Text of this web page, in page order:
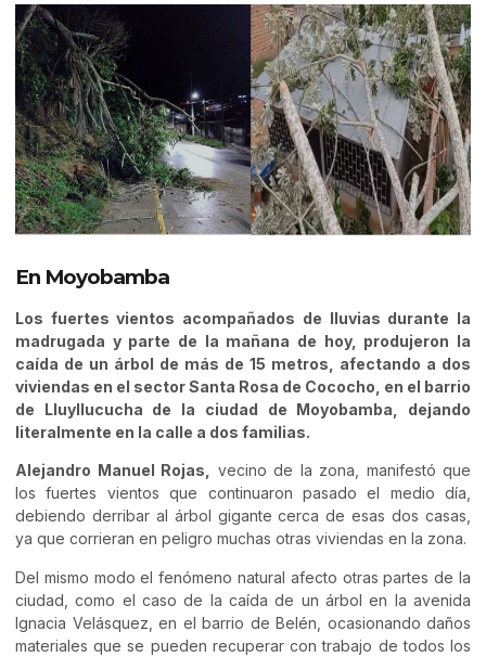
En Moyobamba
Los fuertes vientos acompañados de lluvias durante la
madrugada y parte de la mañana de hoy, produjeron la
caída de un árbol de más de 15 metros, afectando a dos
viviendas en el sector Santa Rosa de Cococho, en el barrio
de Lluyllucucha de la ciudad de Moyobamba, dejando
literalmente en la calle a dos familias.
Alejandro Manuel Rojas,
vecino de la zona, manifestó que
los fuertes vientos que continuaron pasado el medio día,
debiendo derribar al árbol gigante cerca de esas dos casas,
ya que corrieran en peligro muchas otras viviendas en la zona.
Del mismo modo el fenómeno natural afecto otras partes de la
ciudad, como el caso de la caída de un árbol en la avenida
Ignacia Velásquez, en el barrio de Belén, ocasionando daños
materiales que se pueden recuperar con trabajo de todos los